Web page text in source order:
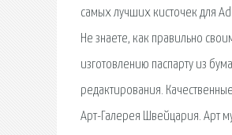
самых лучших кисточек для
Не знаете, как правильно
изготовлению паспарту из
редактирования.
Арт-Галерея Швейцария. Арт